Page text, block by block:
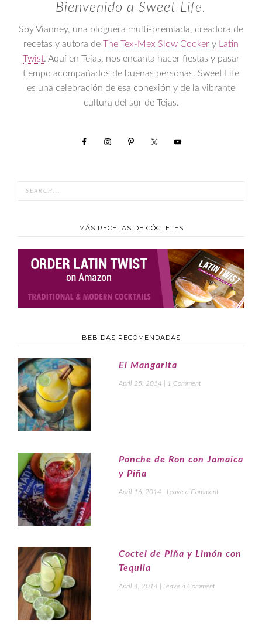
Bienvenido a Sweet Life.
Soy Vianney, una bloguera multi-premiada, creadora de
recetas y autora de The Tex-Mex Slow Cooker y
Latin
Twist. Aquí en Tejas, nos encanta hacer fiestas y pasar
tiempo acompañados de buenas personas. Sweet Life
es una celebración de esa conexión y de la vibrante
cultura del sur de Tejas.
MÁS RECETAS DE CÓCTELES
BEBIDAS RECOMENDADAS
El Mangarita
April 25, 2014 1 Comment
Ponche de Ron con Jamaica
y Piña
April 16, 2014 Leave a Comment
Coctel de Piña y Limón con
Tequila
April 4, 2014 Leave a Comment